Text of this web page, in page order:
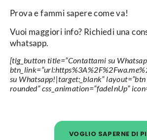
Prova e fammi sapere come va!
Vuoi maggiori info? Richiedi una
whatsapp.
[tlg_button title=”Contattami su
su Whatsapp!|target:_blank”
rounded” css_animation=”fadeInUp”
VOGLIO SAPERNE DI